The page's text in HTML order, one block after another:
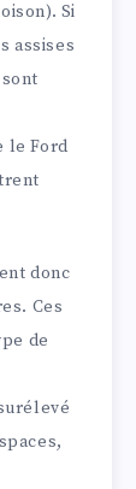
Si
assises
le Ford
donc
Ces
de